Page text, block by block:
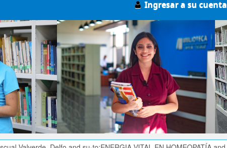
Ingresar a su cuenta